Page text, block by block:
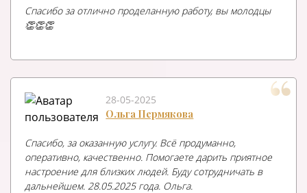
Спасибо за отлично проделанную работу, вы молодцы
👏👏👏
28-05-2025
Ольга Пермякова
Спасибо, за оказанную услугу. Всё продуманно,
оперативно, качественно. Помогаете дарить приятное
настроение для близких людей. Буду сотрудничать в
дальнейшем. 28.05.2025 года. Ольга.